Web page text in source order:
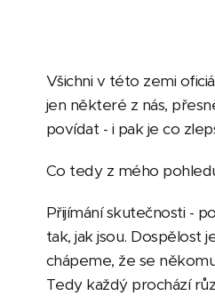
Všichni v této zemi
jen některé z nás,
povídat - i pak je co
Co tedy z mého
Přijímání skutečnosti -
tak, jak jsou. Dospělost
chápeme, že se
Tedy každý prochází